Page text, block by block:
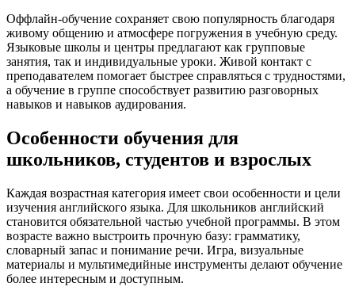
Оффлайн-обучение сохраняет свою популярность благодаря
живому общению и атмосфере погружения в учебную среду.
Языковые школы и центры предлагают как групповые
занятия, так и индивидуальные уроки. Живой контакт с
преподавателем помогает быстрее справляться с трудностями,
а обучение в группе способствует развитию разговорных
навыков и навыков аудирования.
Особенности обучения для
школьников, студентов и взрослых
Каждая возрастная категория имеет свои особенности и цели
изучения английского языка. Для школьников английский
становится обязательной частью учебной программы. В этом
возрасте важно выстроить прочную базу: грамматику,
словарный запас и понимание речи. Игра, визуальные
материалы и мультимедийные инструменты делают обучение
более интересным и доступным.